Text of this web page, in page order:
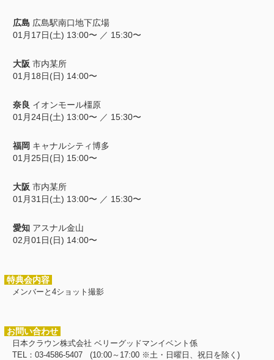
広島 広島駅南口地下広場
01月17日(土) 13:00〜 ／ 15:30〜
大阪 市内某所
01月18日(日) 14:00〜
奈良 イオンモール橿原
01月24日(土) 13:00〜 ／ 15:30〜
福岡 キャナルシティ博多
01月25日(日) 15:00〜
大阪 市内某所
01月31日(土) 13:00〜 ／ 15:30〜
愛知 アスナル金山
02月01日(日) 14:00〜
特典会内容
メンバーと4ショット撮影
お問い合わせ
日本クラウン株式会社 ベリーグッドマンイベント係
TEL：03-4586-5407 (10:00～17:00 ※土・日曜日、祝日を除く)